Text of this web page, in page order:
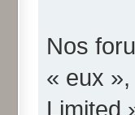
Nos
« eux
Limited